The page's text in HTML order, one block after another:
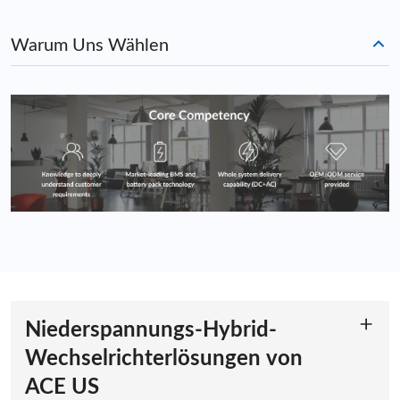
Warum Uns Wählen
Niederspannungs-Hybrid-
Wechselrichterlösungen von
ACE US